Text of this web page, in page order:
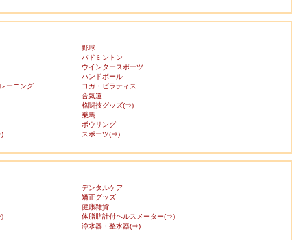
野球
バドミントン
ウインタースポーツ
ハンドボール
ーニング
ヨガ・ピラティス
合気道
格闘技グッズ(⇒)
乗馬
ボウリング
スポーツ(⇒)
デンタルケア
矯正グッズ
健康雑貨
体脂肪計付ヘルスメーター(⇒)
浄水器・整水器(⇒)